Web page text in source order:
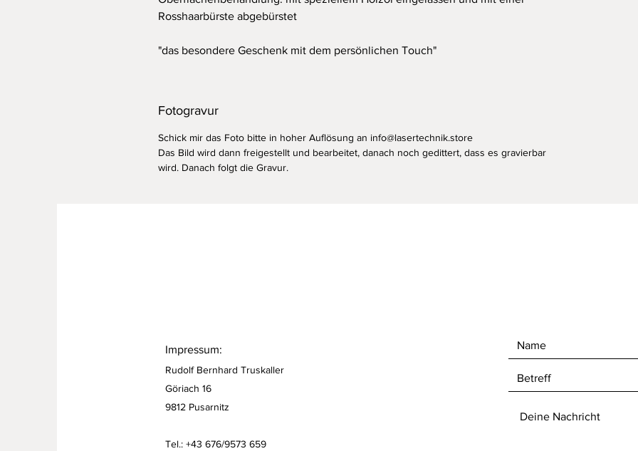
Rosshaarbürste abgebürstet
"das besondere Geschenk mit dem persönlichen Touch"
Fotogravur
Schick mir das Foto bitte in hoher Auflösung an info@lasertechnik.store
Das Bild wird dann freigestellt und bearbeitet, danach noch gedittert, dass es gravierbar
wird. Danach folgt die Gravur.
Impressum:
Rudolf Bernhard Truskaller
Göriach 16
9812 Pusarnitz
Tel.: +43 676/9573 659